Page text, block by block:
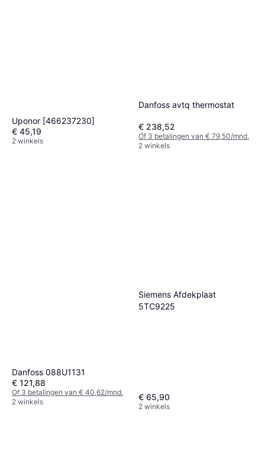
Uponor [466237230]
€ 45,19
2 winkels
Danfoss avtq thermostat
€ 238,52
Of 3 betalingen van € 79,50/mnd.
2 winkels
Danfoss 088U1131
€ 121,88
Of 3 betalingen van € 40,62/mnd.
2 winkels
Siemens Afdekplaat
5TC9225
€ 65,90
2 winkels